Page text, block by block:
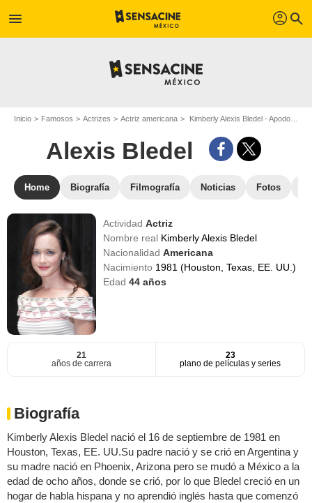
menu profil search
Inicio Famosos Actrizes Actriz americana Kimberly Alexis Bledel - Apodo : Alexis Bledel
Alexis Bledel
Home Biografía Filmografía Noticias Fotos
ActividadActriz
Nombre real Kimberly Alexis Bledel
NacionalidadAmericana
Nacimiento 1981 (Houston, Texas, EE. UU.)
Edad44 años
21
años de carrera
23
plano de películas y series
Biografía
Kimberly Alexis Bledel nació el 16 de septiembre de 1981 en
Houston, Texas, EE. UU.Su padre nació y se crió en Argentina y
su madre nació en Phoenix, Arizona pero se mudó a México a la
edad de ocho años, donde se crió, por lo que Bledel creció en un
hogar de habla hispana y no aprendió inglés hasta que comenzó